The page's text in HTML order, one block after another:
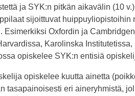
ja SYK:n pitkän aikavälin (10
sijoittuvat huippuyliopistoihin
Esimerkiksi Oxfordin ja
Karolinska
opiskelee SYK:n entisiä
opiskelee kuutta ainetta
tasapainoisesti eri aineryhmistä,